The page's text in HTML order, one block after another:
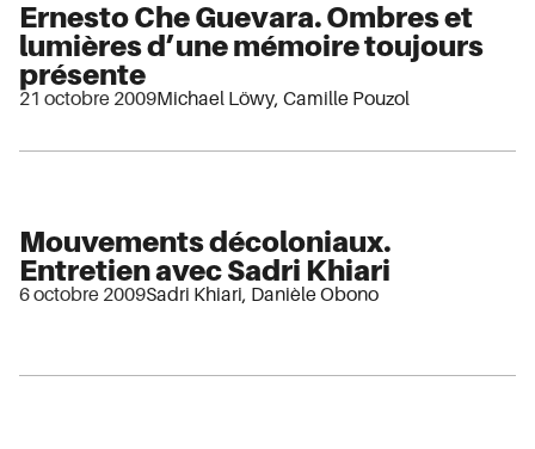
Ernesto Che Guevara. Ombres et
lumières d’une mémoire toujours
présente
21 octobre 2009Michael Löwy, Camille Pouzol
Mouvements décoloniaux.
Entretien avec Sadri Khiari
6 octobre 2009Sadri Khiari, Danièle Obono